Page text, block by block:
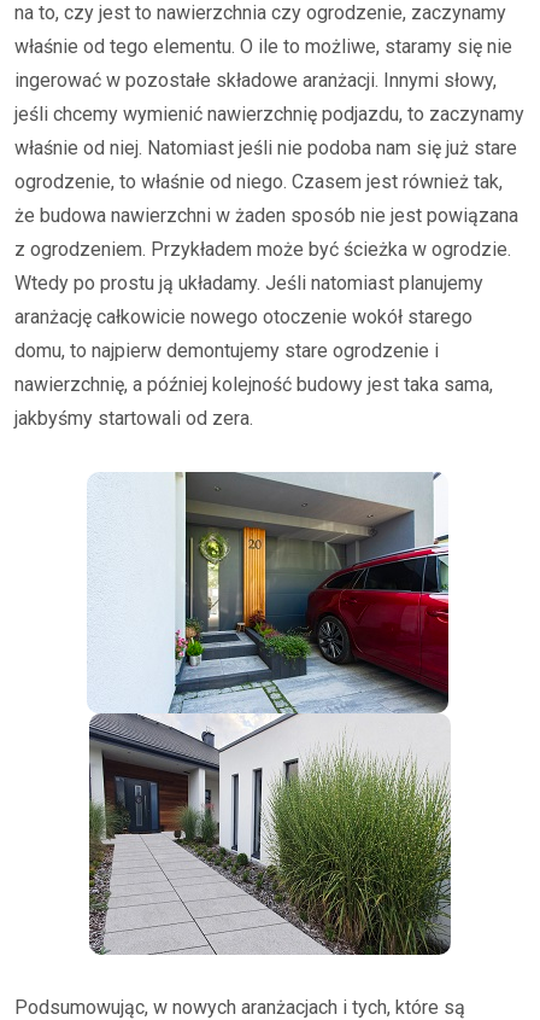
na to, czy jest to nawierzchnia czy ogrodzenie, zaczynamy
właśnie od tego elementu. O ile to możliwe, staramy się nie
ingerować w pozostałe składowe aranżacji. Innymi słowy,
jeśli chcemy wymienić nawierzchnię podjazdu, to zaczynamy
właśnie od niej. Natomiast jeśli nie podoba nam się już stare
ogrodzenie, to właśnie od niego. Czasem jest również tak,
że budowa nawierzchni w żaden sposób nie jest powiązana
z ogrodzeniem. Przykładem może być ścieżka w ogrodzie.
Wtedy po prostu ją układamy. Jeśli natomiast planujemy
aranżację całkowicie nowego otoczenie wokół starego
domu, to najpierw demontujemy stare ogrodzenie i
nawierzchnię, a później kolejność budowy jest taka sama,
jakbyśmy startowali od zera.
Podsumowując, w nowych aranżacjach i tych, które są